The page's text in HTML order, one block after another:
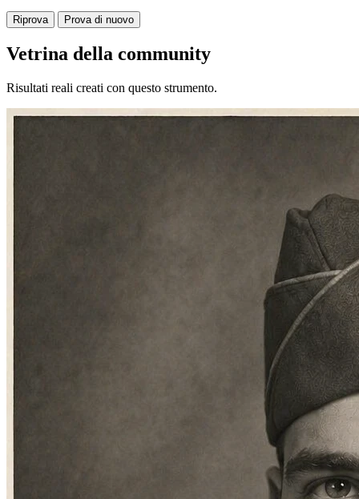
Riprova Prova di nuovo
Vetrina della community
Risultati reali creati con questo strumento.